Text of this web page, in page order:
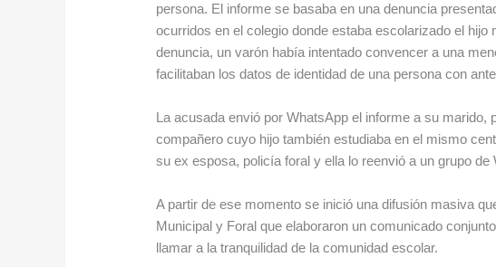
persona. El informe se basaba en una denuncia
ocurridos en el colegio donde estaba escolarizado el hijo
denuncia, un varón había intentado convencer a una
facilitaban los datos de identidad de una persona con
La acusada envió por WhatsApp el informe a su marido,
compañero cuyo hijo también estudiaba en el mismo
su ex esposa, policía foral y ella lo reenvió a un grupo de
A partir de ese momento se inició una difusión masiva
Municipal y Foral que elaboraron un comunicado
llamar a la tranquilidad de la comunidad escolar.